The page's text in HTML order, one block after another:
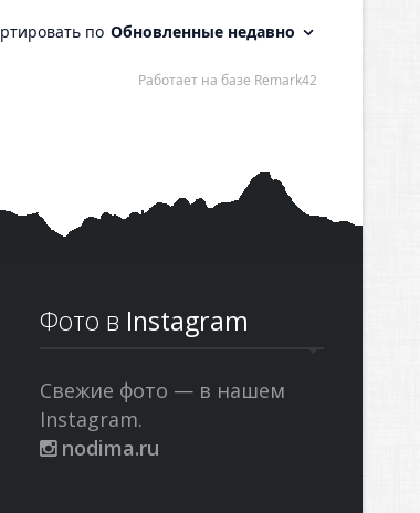
Фото в Instagram
Свежие фото — в нашем
Instagram.
nodima.ru